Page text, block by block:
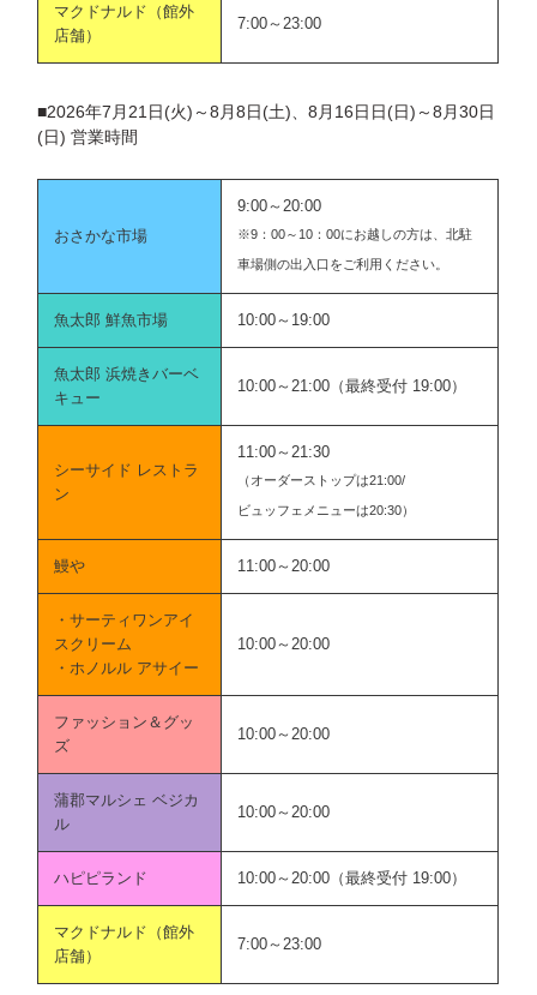
マクドナルド（館外
店舗）
7:00～23:00
■2026年7月21日(火)～8月8日(土)、8月16日日(日)～8月30日
(日) 営業時間
おさかな市場
9:00～20:00
※9：00～10：00にお越しの方は、北駐
車場側の出入口をご利用ください。
魚太郎 鮮魚市場 10:00～19:00
魚太郎 浜焼きバーベ
キュー
10:00～21:00（最終受付 19:00）
シーサイド レストラ
ン
11:00～21:30
（オーダーストップは21:00/
ビュッフェメニューは20:30）
鰻や 11:00～20:00
・サーティワンアイ
スクリーム
・ホノルル アサイー
10:00～20:00
ファッション＆グッ
ズ
10:00～20:00
蒲郡マルシェ ベジカ
ル
10:00～20:00
ハピピランド 10:00～20:00（最終受付 19:00）
マクドナルド（館外
店舗）
7:00～23:00